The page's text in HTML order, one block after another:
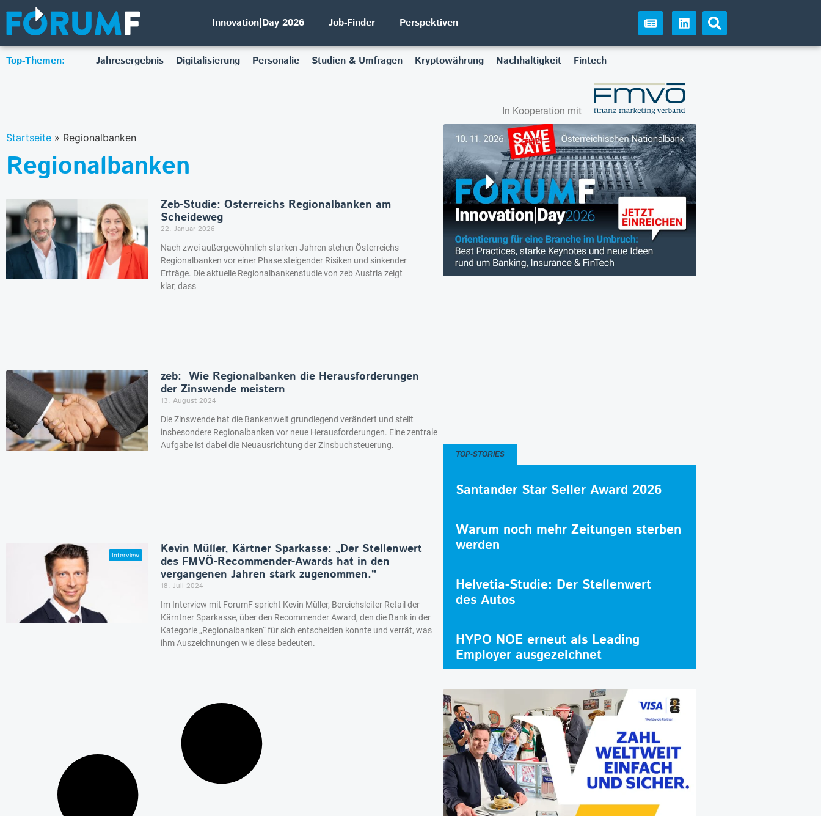
Innovation|Day 2026 Job-Finder Perspektiven
Top-Themen: Jahresergebnis Digitalisierung Personalie Studien & Umfragen Kryptowährung Nachhaltigkeit Fintech
In Kooperation mit
Startseite » Regionalbanken
Regionalbanken
Zeb-Studie: Österreichs Regionalbanken am
Scheideweg
22. Januar 2026
Nach zwei außergewöhnlich starken Jahren stehen Österreichs
Regionalbanken vor einer Phase steigender Risiken und sinkender
Erträge. Die aktuelle Regionalbankenstudie von zeb Austria zeigt
klar, dass
zeb: Wie Regionalbanken die Herausforderungen
der Zinswende meistern
13. August 2024
Die Zinswende hat die Bankenwelt grundlegend verändert und stellt
insbesondere Regionalbanken vor neue Herausforderungen. Eine zentrale
Aufgabe ist dabei die Neuausrichtung der Zinsbuchsteuerung.
Kevin Müller, Kärtner Sparkasse: „Der Stellenwert
des FMVÖ-Recommender-Awards hat in den
vergangenen Jahren stark zugenommen.”
18. Juli 2024
Im Interview mit ForumF spricht Kevin Müller, Bereichsleiter Retail der
Kärntner Sparkasse, über den Recommender Award, den die Bank in der
Kategorie „Regionalbanken“ für sich entscheiden konnte und verrät, was
ihm Auszeichnungen wie diese bedeuten.
TOP-STORIES
Santander Star Seller Award 2026
Warum noch mehr Zeitungen sterben
werden
Helvetia-Studie: Der Stellenwert
des Autos
HYPO NOE erneut als Leading
Employer ausgezeichnet